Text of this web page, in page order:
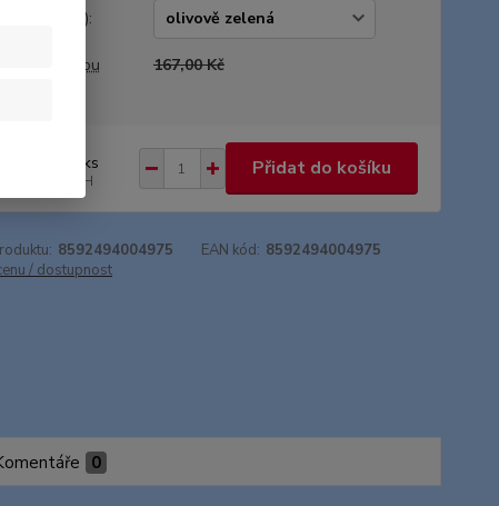
(1/2 obal):
před slevou 167,00 Kč
ks
bez DPH
Přidat do košíku
8592494004975 EAN kód: 8592494004975
/ dostupnost
0